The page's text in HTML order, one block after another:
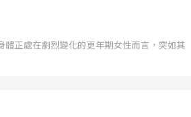
正處在劇烈變化的更年期女性而言，突如其